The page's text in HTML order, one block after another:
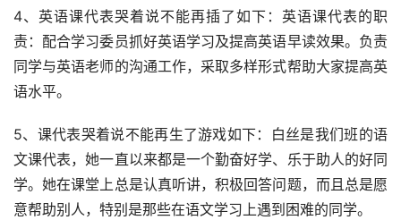
4、英语课代表哭着说不能再插了如下：英语课代表的职
责：配合学习委员抓好英语学习及提高英语早读效果。负责
同学与英语老师的沟通工作，采取多样形式帮助大家提高英
语水平。
5、课代表哭着说不能再生了游戏如下：白丝是我们班的语
文课代表，她一直以来都是一个勤奋好学、乐于助人的好同
学。她在课堂上总是认真听讲，积极回答问题，而且总是愿
意帮助别人，特别是那些在语文学习上遇到困难的同学。